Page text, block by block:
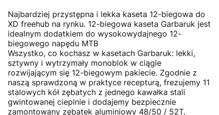
Najbardziej przystępna i lekka kaseta 12-biegowa do
XD freehub na rynku. 12-biegowa kaseta Garbaruk jest
idealnym dodatkiem do wysokowydajnego 12-
biegowego napędu MTB
Wszystko, co kochasz w kasetach Garbaruk: lekki,
sztywny i wytrzymały monoblok w ciągle
rozwijającym się 12-biegowym pakiecie. Zgodnie z
naszą sprawdzoną w praktyce recepturą, frezujemy 11
stalowych kół zębatych z jednego kawałka stali
gwintowanej cieplnie i dodajemy bezpiecznie
zamontowany zębatek aluminiowy 48/50 / 52T,